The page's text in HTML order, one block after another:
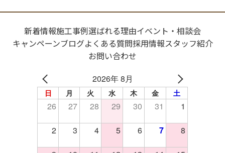
新着情報施工事例選ばれる理由イベント・相談会
キャンペーンブログよくある質問採用情報スタッフ紹介
お問い合わせ
2026年 8月
日 月 火 水 木 金 土
26 27 28 29 30 31 1
2 3 4 5 6 7 8